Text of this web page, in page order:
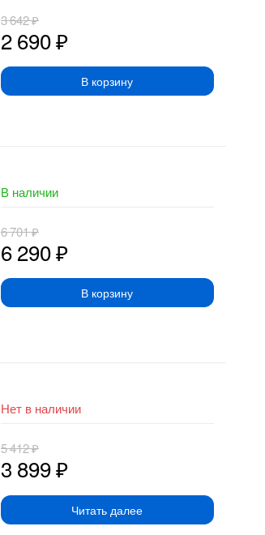
2 690₽
3 642₽
В корзину
В наличии
6 290₽
6 701₽
В корзину
Нет в наличии
3 899₽
5 412₽
Читать далее